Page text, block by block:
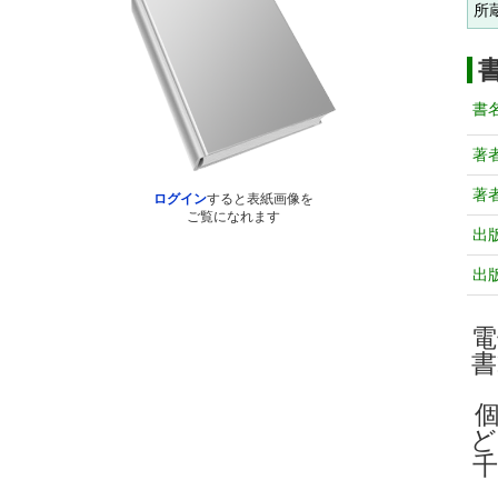
ログインすると表紙画像を
ご覧になれます
所
書
著
著
出
出